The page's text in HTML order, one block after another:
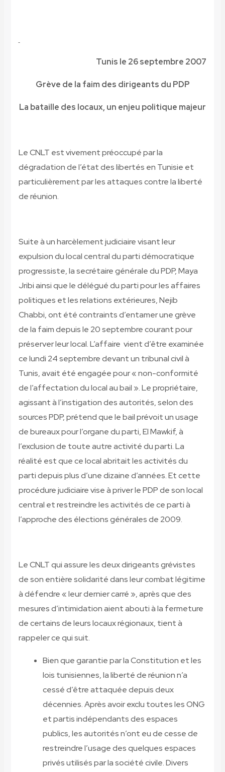
Tunis le 26 septembre 2007
Grève de la faim des dirigeants du PDP
La bataille des locaux, un enjeu politique majeur
Le CNLT est vivement préoccupé par la
dégradation de l’état des libertés en Tunisie et
particulièrement par les attaques contre la liberté
de réunion.
Suite à un harcèlement judiciaire visant leur
expulsion du local central du parti démocratique
progressiste, la secrétaire générale du PDP, Maya
Jribi ainsi que le délégué du parti pour les affaires
politiques et les relations extérieures, Nejib
Chabbi, ont été contraints d’entamer une grève
de la faim depuis le 20 septembre courant pour
préserver leur local. L’affaire vient d’être examinée
ce lundi 24 septembre devant un tribunal civil à
Tunis, avait été engagée pour « non-conformité
de l’affectation du local au bail ». Le propriétaire,
agissant à l’instigation des autorités, selon des
sources PDP, prétend que le bail prévoit un usage
de bureaux pour l’organe du parti, El Mawkif, à
l’exclusion de toute autre activité du parti. La
réalité est que ce local abritait les activités du
parti depuis plus d’une dizaine d’années. Et cette
procédure judiciaire vise à priver le PDP de son local
central et restreindre les activités de ce parti à
l’approche des élections générales de 2009.
Le CNLT qui assure les deux dirigeants grévistes
de son entière solidarité dans leur combat légitime
à défendre « leur dernier carré », après que des
mesures d’intimidation aient abouti à la fermeture
de certains de leurs locaux régionaux, tient à
rappeler ce qui suit.
Bien que garantie par la Constitution et les
lois tunisiennes, la liberté de réunion n’a
cessé d’être attaquée depuis deux
décennies. Après avoir exclu toutes les ONG
et partis indépendants des espaces
publics, les autorités n’ont eu de cesse de
restreindre l’usage des quelques espaces
privés utilisés par la société civile. Divers